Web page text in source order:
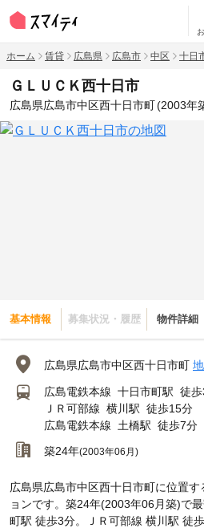
ホーム 賃貸 広島県 広島市 中区 十日
ＧＬＵＣＫ西十日市
広島県広島市中区西十日市町(2003年
基本情報 募集状況・履歴 物件詳細
広島県広島市中区西十日市町
広島電鉄本線 十日市町駅 徒
ＪＲ可部線 横川駅 徒歩15分
広島電鉄本線
土橋駅 徒歩7分
築24年(2003年06月)
広島県広島市中区西十日市町に位置
ョンです。築24年(2003年06月築)で
町駅 徒歩3分。ＪＲ可部線 横川駅 徒歩